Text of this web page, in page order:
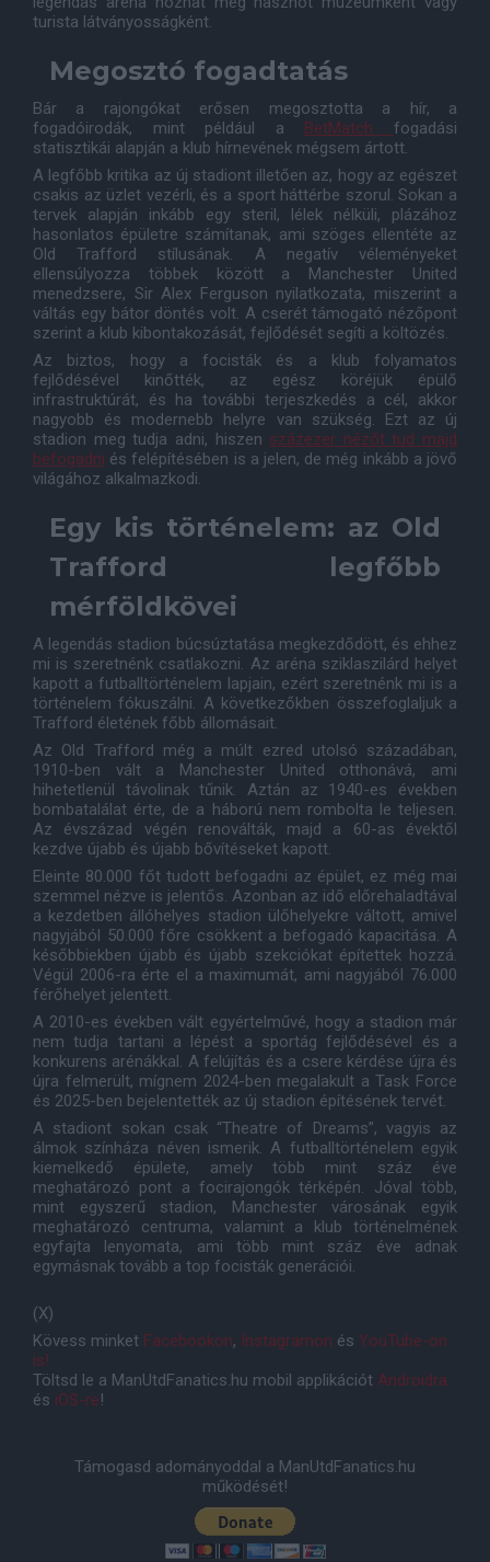
turista látványosságként.
Megosztó fogadtatás
Bár a rajongókat erősen megosztotta a hír, a
fogadóirodák, mint például a BetMatchfogadási
statisztikái alapján a klub hírnevének mégsem ártott.
A legfőbb kritika az új stadiont illetően az, hogy az egészet
csakis az üzlet vezérli, és a sport háttérbe szorul. Sokan a
tervek alapján inkább egy steril, lélek nélküli, plázához
hasonlatos épületre számítanak, ami szöges ellentéte az
Old Trafford stílusának. A negatív véleményeket
ellensúlyozza többek között a Manchester United
menedzsere, Sir Alex Ferguson nyilatkozata, miszerint a
váltás egy bátor döntés volt. A cserét támogató nézőpont
szerint a klub kibontakozását, fejlődését segíti a költözés.
Az biztos, hogy a focisták és a klub folyamatos
fejlődésével kinőtték, az egész köréjük épülő
infrastruktúrát, és ha további terjeszkedés a cél, akkor
nagyobb és modernebb helyre van szükség. Ezt az új
stadion meg tudja adni, hiszen százezer nézőt tud majd
befogadni és felépítésében is a jelen, de még inkább a jövő
világához alkalmazkodi.
Egy kis történelem: az Old
Trafford legfőbb
mérföldkövei
A legendás stadion búcsúztatása megkezdődött, és ehhez
mi is szeretnénk csatlakozni. Az aréna sziklaszilárd helyet
kapott a futballtörténelem lapjain, ezért szeretnénk mi is a
történelem fókuszálni. A következőkben összefoglaljuk a
Trafford életének főbb állomásait.
Az Old Trafford még a múlt ezred utolsó századában,
1910-ben vált a Manchester United otthonává, ami
hihetetlenül távolinak tűnik. Aztán az 1940-es években
bombatalálat érte, de a háború nem rombolta le teljesen.
Az évszázad végén renoválták, majd a 60-as évektől
kezdve újabb és újabb bővítéseket kapott.
Eleinte 80.000 főt tudott befogadni az épület, ez még mai
szemmel nézve is jelentős. Azonban az idő előrehaladtával
a kezdetben állóhelyes stadion ülőhelyekre váltott, amivel
nagyjából 50.000 főre csökkent a befogadó kapacitása. A
későbbiekben újabb és újabb szekciókat építettek hozzá.
Végül 2006-ra érte el a maximumát, ami nagyjából 76.000
férőhelyet jelentett.
A 2010-es években vált egyértelművé, hogy a stadion már
nem tudja tartani a lépést a sportág fejlődésével és a
konkurens arénákkal. A felújítás és a csere kérdése újra és
újra felmerült, mígnem 2024-ben megalakult a Task Force
és 2025-ben bejelentették az új stadion építésének tervét.
A stadiont sokan csak “Theatre of Dreams”, vagyis az
álmok színháza néven ismerik. A futballtörténelem egyik
kiemelkedő épülete, amely több mint száz éve
meghatározó pont a focirajongók térképén. Jóval több,
mint egyszerű stadion, Manchester városának egyik
meghatározó centruma, valamint a klub történelmének
egyfajta lenyomata, ami több mint száz éve adnak
egymásnak tovább a top focisták generációi.
(X)
Kövess minket Facebookon, Instagramon és YouTube-on
is!
Töltsd le a ManUtdFanatics.hu mobil applikációt Androidra
és iOS-re!
Támogasd adományoddal a ManUtdFanatics.hu
működését!